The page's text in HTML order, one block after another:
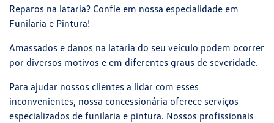
Reparos na lataria? Confie em nossa especialidade em
Funilaria e Pintura!
Amassados e danos na lataria do seu veículo podem ocorrer
por diversos motivos e em diferentes graus de severidade.
Para ajudar nossos clientes a lidar com esses
inconvenientes, nossa concessionária oferece serviços
especializados de funilaria e pintura. Nossos profissionais